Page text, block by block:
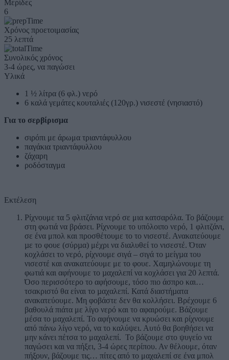
Μερίδες
6
Χρόνος προετοιμασίας
25 λεπτά
Συνολικός χρόνος
3-4 ώρες, να παγώσει
Υλικά
1 ½ λίτρα (6 φλ.) νερό
6 καλά γεμάτες κουταλιές (120γρ.) νισεστέ (νησιαστό)
Για το σερβίρισμα
σιρόπι με άρωμα τριαντάφυλλου
παγάκια τριαντάφυλλου
ζάχαρη
ροδόσταγμα
Εκτέλεση
Ρίχνουμε τα 5 φλιτζάνια νερό σε μια κατσαρόλα. Το βάζουμε
στη φωτιά να βράσει. Ρίχνουμε το υπόλοιπο νερό, 1 φλιτζάνι,
σε ένα μπολ και προσθέτουμε το το νισεστέ. Ανακατεύουμε
µε το φουε (σύρµα) μέχρι να διαλυθεί το νισεστέ. Όταν
κοχλάσει το νερό, ρίχνουμε σιγά – σιγά το µείγµα του
νισεστέ και ανακατεύουμε με το φουε. Χαµηλώνουμε τη
φωτιά και αφήνουμε το µαχαλεπί να κοχλάσει για 20 λεπτά.
Όσο περισσότερο το αφήσουμε, τόσο πιο άσπρο και…
τσακριστό θα είναι το µαχαλεπί. Κατά διαστήµατα
ανακατεύουμε. Μη φοβάστε δεν θα κολλήσει. Βρέχουμε 6
βαθουλά πιάτα με λίγο νερό και το αφαιρούμε. Βάζουμε
μέσα το μαχαλεπί. Το αφήνουμε να κρυώσει και ρίχνουμε
από πάνω λίγο νερό, να το καλύψει. Αυτό θα βοηθήσει να
μην κάνει πέτσα το μαχαλεπί. Το βάζουμε στο ψυγείο να
παγώσει και να πήξει, 3-4 ώρες περίπου. Αν θέλουμε, όταν
πήξουν, βάζουμε τις… πίτες από το μαχαλεπί σε ένα μπολ